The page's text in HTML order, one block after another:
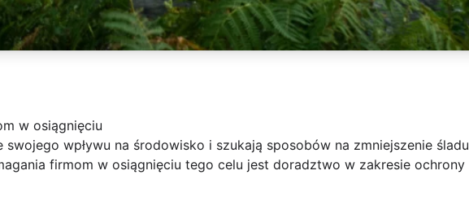
w osiągnięciu
wpływu na środowisko i szukają sposobów na zmniejszenie śladu
firmom w osiągnięciu tego celu jest doradztwo w zakresie ochrony